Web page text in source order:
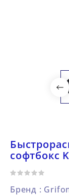
софтбокс
Бренд :